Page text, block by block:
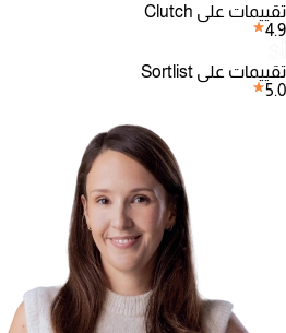
تقييمات على Clutch
4.9
تقييمات على Sortlist
5.0